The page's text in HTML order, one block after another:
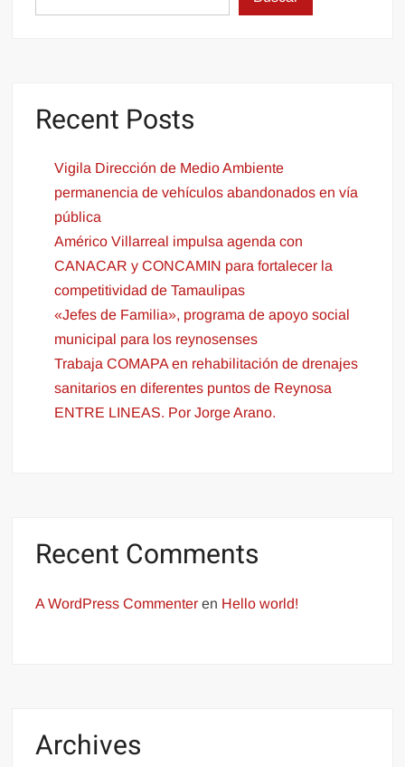
Recent Posts
Vigila Dirección de Medio Ambiente
permanencia de vehículos abandonados en vía
pública
Américo Villarreal impulsa agenda con
CANACAR y CONCAMIN para fortalecer la
competitividad de Tamaulipas
«Jefes de Familia», programa de apoyo social
municipal para los reynosenses
Trabaja COMAPA en rehabilitación de drenajes
sanitarios en diferentes puntos de Reynosa
ENTRE LINEAS. Por Jorge Arano.
Recent Comments
A WordPress Commenter en Hello world!
Archives